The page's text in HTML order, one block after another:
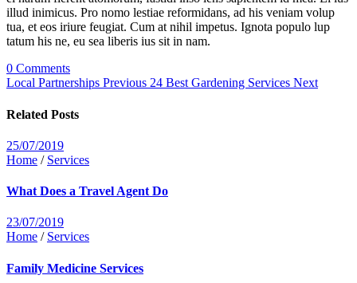
illud inimicus. Pro nomo lestiae reformidans, ad his veniam volup
tua, et eos iriure feugiat. Cum at nihil impetus. Ignota populo lup
tatum his ne, eu sea liberis ius sit in nam.
0 Comments
Local Partnerships Previous 24 Best Gardening Services Next
Related Posts
25/07/2019
Home / Services
What Does a Travel Agent Do
23/07/2019
Home / Services
Family Medicine Services